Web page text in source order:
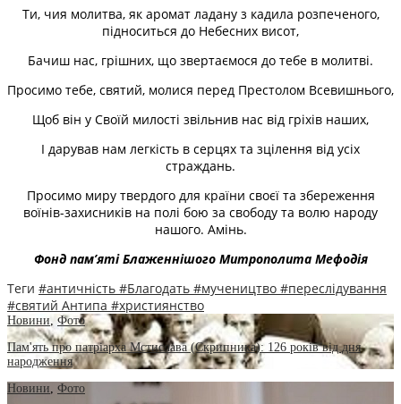
Ти, чия молитва, як аромат ладану з кадила розпеченого,
підноситься до Небесних висот,
Бачиш нас, грішних, що звертаємося до тебе в молитві.
Просимо тебе, святий, молися перед Престолом Всевишнього,
Щоб він у Своїй милості звільнив нас від гріхів наших,
І дарував нам легкість в серцях та зцілення від усіх
страждань.
Просимо миру твердого для країни своєї та збереження
воїнів-захисників на полі бою за свободу та волю народу
нашого. Амінь.
Фонд пам’яті Блаженнішого Митрополита Мефодія
Теги #античність #Благодать #мучеництво #переслідування
#святий Антипа #християнство
Новини Фото
Пам'ять про патріарха Мстислава (Скрипника): 126 років від дня
народження
Новини Фото